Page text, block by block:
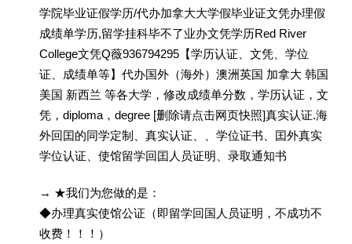
学院毕业证假学历/代办加拿大大学假毕业证文凭办理假
成绩单学历,留学挂科毕不了业办文凭学历Red River
College文凭Q薇936794295【学历认证、文凭、学位
证、成绩单等】代办国外（海外）澳洲英国 加拿大 韩国
美国 新西兰 等各大学，修改成绩单分数，学历认证，文
凭，diploma，degree [删除请点击网页快照]真实认证.海
外回囯的同学定制、真实认证、、学位证书、囯外真实
学位认证、使馆留学回囯人员证明、录取通知书
→ ★我们为您做的是：
◆办理真实使馆公证（即留学回国人员证明，不成功不
收费！！！）